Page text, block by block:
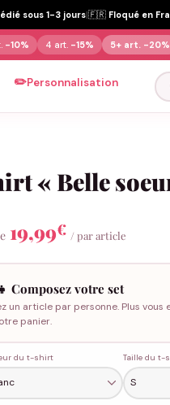
sous 1-3 jours|🇫🇷 Floqué en
-10% 4 art. -15% 5+ art. -20%
✏️Personnalisation
« Belle
19,99€ / par article
Composez votre set
un article par personne. Plus vous
panier.
du t-shirt Taille du t-